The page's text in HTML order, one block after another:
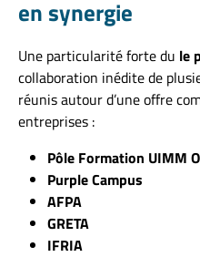
en synergie
Une particularité forte du le
collaboration inédite de
réunis autour d’une offre
entreprises :
Pôle Formation UIMM
Purple Campus
AFPA
GRETA
IFRIA